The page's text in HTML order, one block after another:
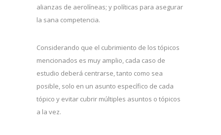
alianzas de aerolíneas; y políticas para asegurar
la sana competencia.
Considerando que el cubrimiento de los tópicos
mencionados es muy amplio, cada caso de
estudio deberá centrarse, tanto como sea
posible, solo en un asunto específico de cada
tópico y evitar cubrir múltiples asuntos o tópicos
a la vez.